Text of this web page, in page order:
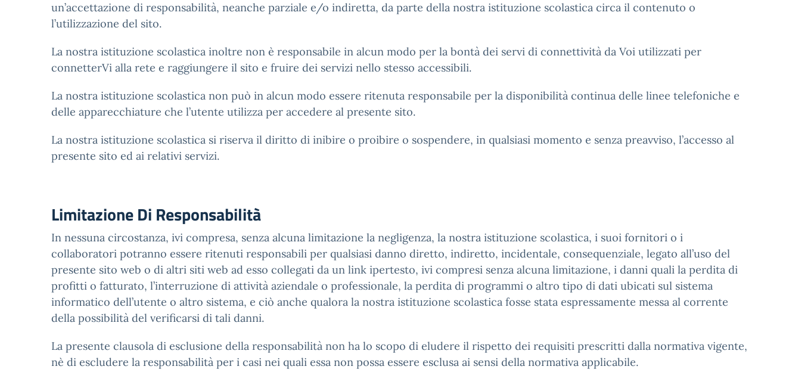
un’accettazione di responsabilità, neanche parziale e/o indiretta, da parte della nostra istituzione scolastica circa il contenuto o
l’utilizzazione del sito.
La nostra istituzione scolastica inoltre non è responsabile in alcun modo per la bontà dei servi di connettività da Voi utilizzati per
connetterVi alla rete e raggiungere il sito e fruire dei servizi nello stesso accessibili.
La nostra istituzione scolastica non può in alcun modo essere ritenuta responsabile per la disponibilità continua delle linee telefoniche e
delle apparecchiature che l’utente utilizza per accedere al presente sito.
La nostra istituzione scolastica si riserva il diritto di inibire o proibire o sospendere, in qualsiasi momento e senza preavviso, l’accesso al
presente sito ed ai relativi servizi.
Limitazione Di Responsabilità
In nessuna circostanza, ivi compresa, senza alcuna limitazione la negligenza, la nostra istituzione scolastica, i suoi fornitori o i
collaboratori potranno essere ritenuti responsabili per qualsiasi danno diretto, indiretto, incidentale, consequenziale, legato all’uso del
presente sito web o di altri siti web ad esso collegati da un link ipertesto, ivi compresi senza alcuna limitazione, i danni quali la perdita di
profitti o fatturato, l’interruzione di attività aziendale o professionale, la perdita di programmi o altro tipo di dati ubicati sul sistema
informatico dell’utente o altro sistema, e ciò anche qualora la nostra istituzione scolastica fosse stata espressamente messa al corrente
della possibilità del verificarsi di tali danni.
La presente clausola di esclusione della responsabilità non ha lo scopo di eludere il rispetto dei requisiti prescritti dalla normativa vigente,
nè di escludere la responsabilità per i casi nei quali essa non possa essere esclusa ai sensi della normativa applicabile.